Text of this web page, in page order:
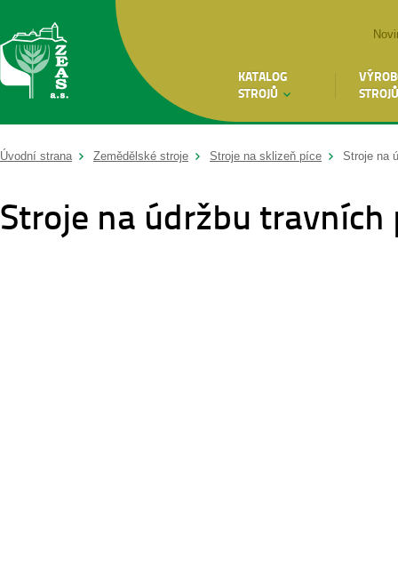
KATALOG
STROJŮ
STROJŮ
Úvodní strana Zemědělské stroje Stroje na sklizeň píce Stroje na
Stroje na údržbu travních